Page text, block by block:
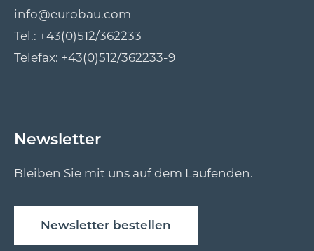
info@eurobau.com
Tel.: +43(0)512/362233
Telefax: +43(0)512/362233-9
Newsletter
Bleiben Sie mit uns auf dem Laufenden.
Newsletter bestellen